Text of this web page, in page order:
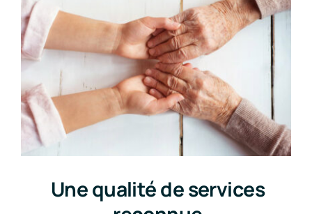
Une qualité de services